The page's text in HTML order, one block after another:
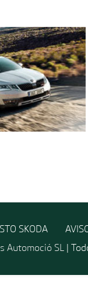
SKODA
Automoció SL |